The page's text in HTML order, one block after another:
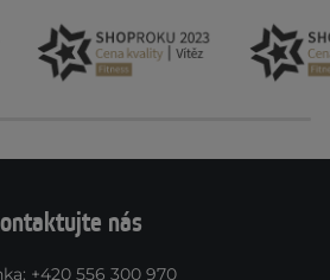
nás
: +420 556 300 970